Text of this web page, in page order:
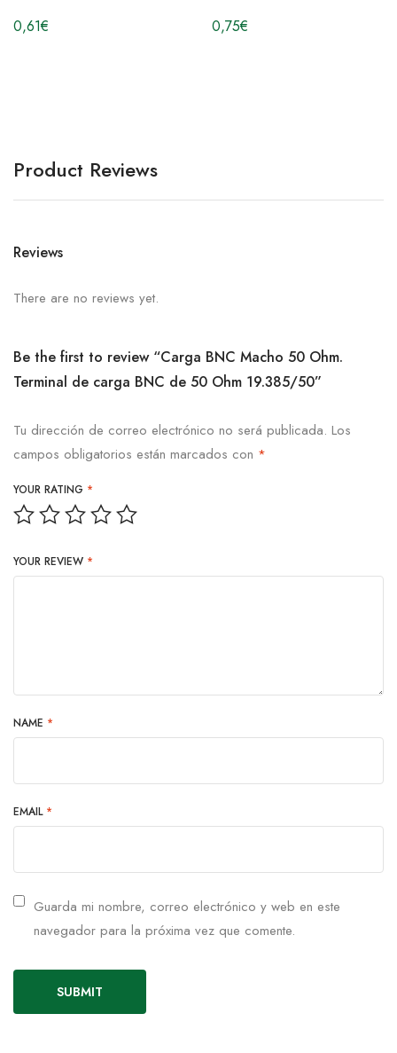
0,61€
0,75€
Product Reviews
Reviews
There are no reviews yet.
Be the first to review “Carga BNC Macho 50 Ohm.
Terminal de carga BNC de 50 Ohm 19.385/50”
Tu dirección de correo electrónico no será publicada. Los
campos obligatorios están marcados con *
YOUR RATING *
YOUR REVIEW *
NAME *
EMAIL *
Guarda mi nombre, correo electrónico y web en este
navegador para la próxima vez que comente.